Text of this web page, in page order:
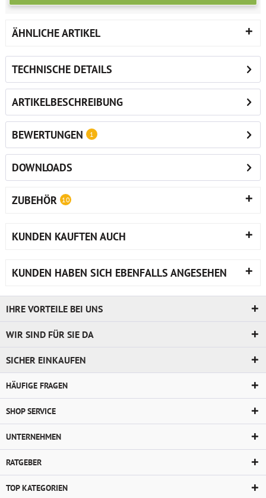
ÄHNLICHE ARTIKEL
TECHNISCHE DETAILS
ARTIKELBESCHREIBUNG
BEWERTUNGEN 1
DOWNLOADS
ZUBEHÖR 10
KUNDEN KAUFTEN AUCH
KUNDEN HABEN SICH EBENFALLS ANGESEHEN
IHRE VORTEILE BEI UNS
WIR SIND FÜR SIE DA
SICHER EINKAUFEN
HÄUFIGE FRAGEN
SHOP SERVICE
UNTERNEHMEN
RATGEBER
TOP KATEGORIEN